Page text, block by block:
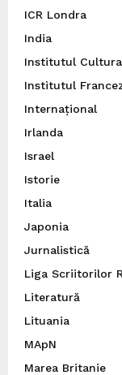
ICR Londra
India
Institutul
Institutul
Internațional
Irlanda
Israel
Istorie
Italia
Japonia
Jurnalistică
Liga Scriitorilor
Literatură
Lituania
MApN
Marea Britanie